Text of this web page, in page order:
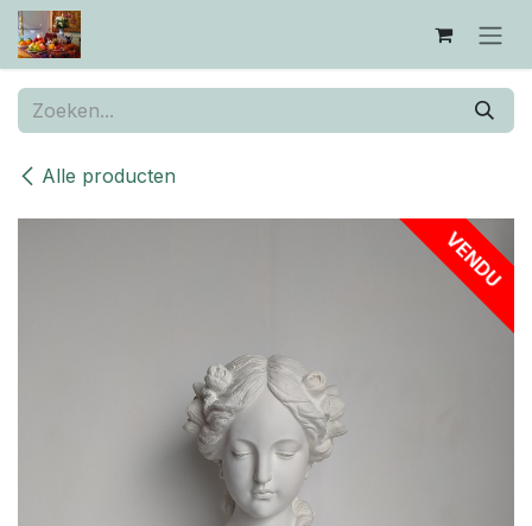
Overslaan naar inhoud
Alle producten
VENDU